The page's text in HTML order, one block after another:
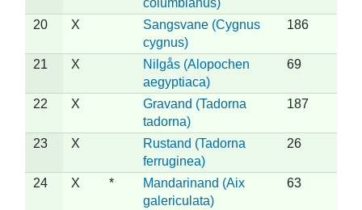
20 X
Sangsvane (Cygnus
cygnus)
186
21 X
Nilgås (Alopochen
aegyptiaca)
69
22 X
Gravand (Tadorna
tadorna)
187
23 X
Rustand (Tadorna
ferruginea)
26
24 X *
Mandarinand (Aix
galericulata)
63